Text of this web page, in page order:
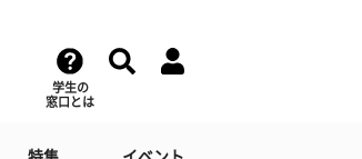
学生の
窓口とは